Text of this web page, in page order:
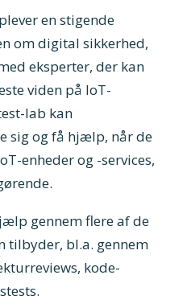
en stigende
om digital sikkerhed,
eksperter, der kan
viden på IoT-
lab kan
sig og få hjælp, når de
enheder og -services,
gennem flere af de
tilbyder, bl.a. gennem
kode-